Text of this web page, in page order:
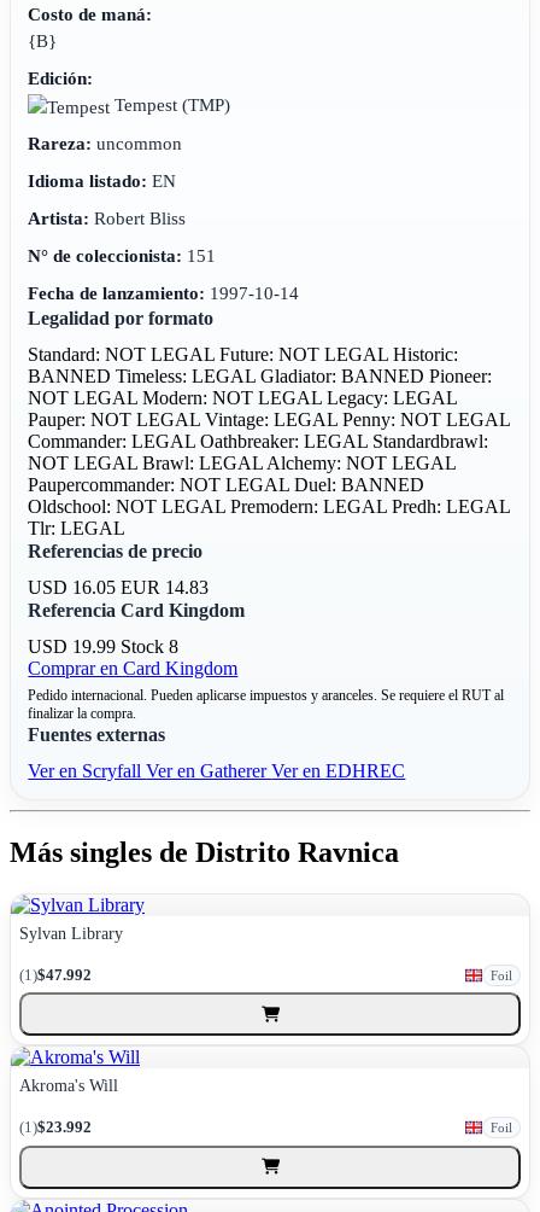
Costo de maná:
{B}
Edición:
Tempest(TMP)
Rareza: uncommon
Idioma listado: EN
Artista: Robert Bliss
N° de coleccionista: 151
Fecha de lanzamiento: 1997-10-14
Legalidad por formato
Standard: NOT LEGALFuture: NOT LEGALHistoric:
BANNEDTimeless: LEGALGladiator: BANNEDPioneer:
NOT LEGALModern: NOT LEGALLegacy: LEGAL
Pauper: NOT LEGALVintage: LEGALPenny: NOT LEGAL
Commander: LEGALOathbreaker: LEGAL Standardbrawl:
NOT LEGALBrawl: LEGAL Alchemy: NOT LEGAL
Paupercommander: NOT LEGALDuel: BANNED
Oldschool: NOT LEGALPremodern: LEGALPredh: LEGAL
Tlr: LEGAL
Referencias de precio
USD 16.05EUR 14.83
Referencia Card Kingdom
USD 19.99 Stock 8
Comprar en Card Kingdom
Pedido internacional. Pueden aplicarse impuestos y aranceles. Se requiere el RUT al
finalizar la compra.
Fuentes externas
Ver en ScryfallVer en GathererVer en EDHREC
Más singles de Distrito Ravnica
Sylvan Library
(1)$47.992 Foil
Akroma's Will
(1)$23.992 Foil